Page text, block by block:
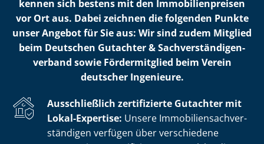
kennen sich bestens mit den Im­mo­bi­li­en­prei­sen
vor Ort aus. Dabei zeichnen die folgenden Punkte
unser Angebot für Sie aus: Wir sind zudem Mitglied
beim Deutschen Gutachter & Sach­ver­stän­di­gen­
ver­band sowie Fördermitglied beim Verein
deutscher Ingenieure.
Ausschließlich zertifizierte Gutachter mit
Lokal-Expertise: Unsere Im­mo­bi­li­en­sach­ver­
stän­di­gen verfügen über verschiedene